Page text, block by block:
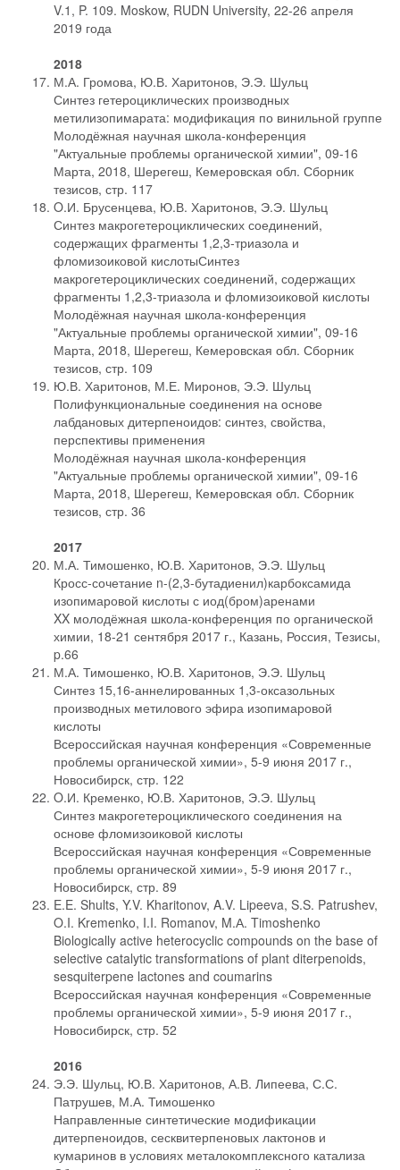
V.1, P. 109. Moskow, RUDN University, 22-26 апреля
2019 года
2018
М.А. Громова, Ю.В. Харитонов, Э.Э. Шульц
Синтез гетероциклических производных
метилизопимарата: модификация по винильной группе
Молодёжная научная школа-конференция
"Актуальные проблемы органической химии", 09-16
Марта, 2018, Шерегеш, Кемеровская обл. Сборник
тезисов, стр. 117
O.И. Брусенцева, Ю.В. Харитонов, Э.Э. Шульц
Синтез макрогетероциклических соединений,
содержащих фрагменты 1,2,3-триазола и
фломизоиковой кислотыСинтез
макрогетероциклических соединений, содержащих
фрагменты 1,2,3-триазола и фломизоиковой кислоты
Молодёжная научная школа-конференция
"Актуальные проблемы органической химии", 09-16
Марта, 2018, Шерегеш, Кемеровская обл. Сборник
тезисов, стр. 109
Ю.В. Харитонов, М.Е. Миронов, Э.Э. Шульц
Полифункциональные соединения на основе
лабдановых дитерпеноидов: синтез, свойства,
перспективы применения
Молодёжная научная школа-конференция
"Актуальные проблемы органической химии", 09-16
Марта, 2018, Шерегеш, Кемеровская обл. Сборник
тезисов, стр. 36
2017
М.А. Тимошенко, Ю.В. Харитонов, Э.Э. Шульц
Кросс-сочетание n-(2,3-бутадиенил)карбоксамида
изопимаровой кислоты с иод(бром)аренами
XX молодёжная школа-конференция по органической
химии, 18-21 сентября 2017 г., Казань, Россия, Тезисы,
p.66
М.А. Тимошенко, Ю.В. Харитонов, Э.Э. Шульц
Синтез 15,16-аннелированных 1,3-оксазольных
производных метилового эфира изопимаровой
кислоты
Всероссийская научная конференция «Современные
проблемы органической химии», 5-9 июня 2017 г.,
Новосибирск, стр. 122
O.И. Кременко, Ю.В. Харитонов, Э.Э. Шульц
Синтез макрогетероциклического соединения на
основе фломизоиковой кислоты
Всероссийская научная конференция «Современные
проблемы органической химии», 5-9 июня 2017 г.,
Новосибирск, стр. 89
E.E. Shults, Y.V. Kharitonov, A.V. Lipeeva, S.S. Patrushev,
O.I. Kremenko, I.I. Romanov, M.А. Timoshenko
Biologically active heterocyclic compounds on the base of
selective catalytic transformations of plant diterpenoids,
sesquiterpene lactones and coumarins
Всероссийская научная конференция «Современные
проблемы органической химии», 5-9 июня 2017 г.,
Новосибирск, стр. 52
2016
Э.Э. Шульц, Ю.В. Харитонов, А.В. Липеева, С.С.
Патрушев, М.А. Тимошенко
Направленные синтетические модификации
дитерпеноидов, сесквитерпеновых лактонов и
кумаринов в условиях металокомплексного катализа